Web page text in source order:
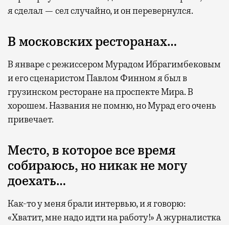
я сделал — сел случайно, и он перевернулся.
В московских ресторанах…
В январе с режиссером Мурадом Ибрагимбековым
и его сценаристом Павлом Финном я был в
грузинском ресторане на проспекте Мира. В
хорошем. Названия не помню, но Мурад его очень
привечает.
Место, в которое все время
собираюсь, но никак не могу
доехать…
Как-то у меня брали интервью, и я говорю:
«Хватит, мне надо идти на работу!» А журналистка